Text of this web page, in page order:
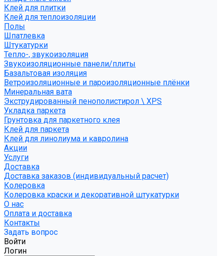
Клей для плитки
Клей для теплоизоляции
Полы
Шпатлевка
Штукатурки
Тепло-, звукоизоляция
Звукоизоляционные панели/плиты
Базальтовая изоляция
Ветроизоляционные и пароизоляционные плёнки
Минеральная вата
Экструдированный пенополистирол \ XPS
Укладка паркета
Грунтовка для паркетного клея
Клей для паркета
Клей для линолиума и кавролина
Акции
Услуги
Доставка
Доставка заказов (индивидуальный расчет)
Колеровка
Колеровка краски и декоративной штукатурки
О нас
Оплата и доставка
Контакты
Задать вопрос
Войти
Логин